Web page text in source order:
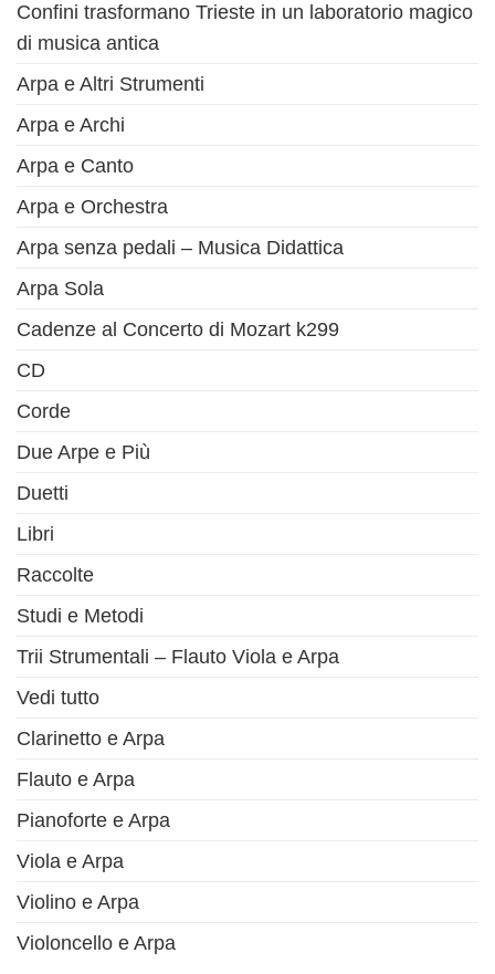
Confini trasformano Trieste in un laboratorio magico
di musica antica
Arpa e Altri Strumenti
Arpa e Archi
Arpa e Canto
Arpa e Orchestra
Arpa senza pedali – Musica Didattica
Arpa Sola
Cadenze al Concerto di Mozart k299
CD
Corde
Due Arpe e Più
Duetti
Libri
Raccolte
Studi e Metodi
Trii Strumentali – Flauto Viola e Arpa
Vedi tutto
Clarinetto e Arpa
Flauto e Arpa
Pianoforte e Arpa
Viola e Arpa
Violino e Arpa
Violoncello e Arpa